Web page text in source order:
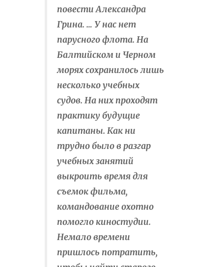
повести Александра
Грина. … У нас нет
парусного флота. На
Балтийском и Черном
морях сохранилось лишь
несколько учебных
судов. На них проходят
практику будущие
капитаны. Как ни
трудно было в разгар
учебных занятий
выкроить время для
съемок фильма,
командование охотно
помогло киностудии.
Немало времени
пришлось потратить,